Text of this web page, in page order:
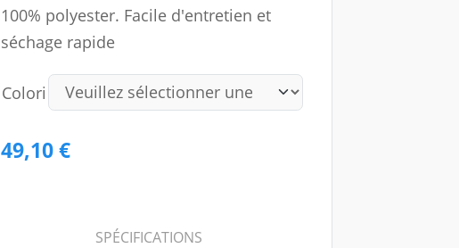
100% polyester. Facile d'entretien et
séchage rapide
Colori
49,10 €
SPÉCIFICATIONS